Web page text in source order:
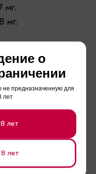
о
предназначенную для
лет
лет
лет
мг.
мг.